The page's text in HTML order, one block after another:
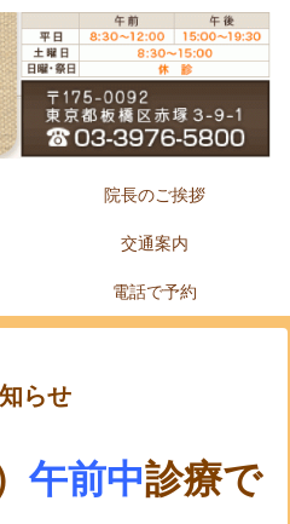
院長のご挨拶
交通案内
電話で予約
らせ
午前中診療で